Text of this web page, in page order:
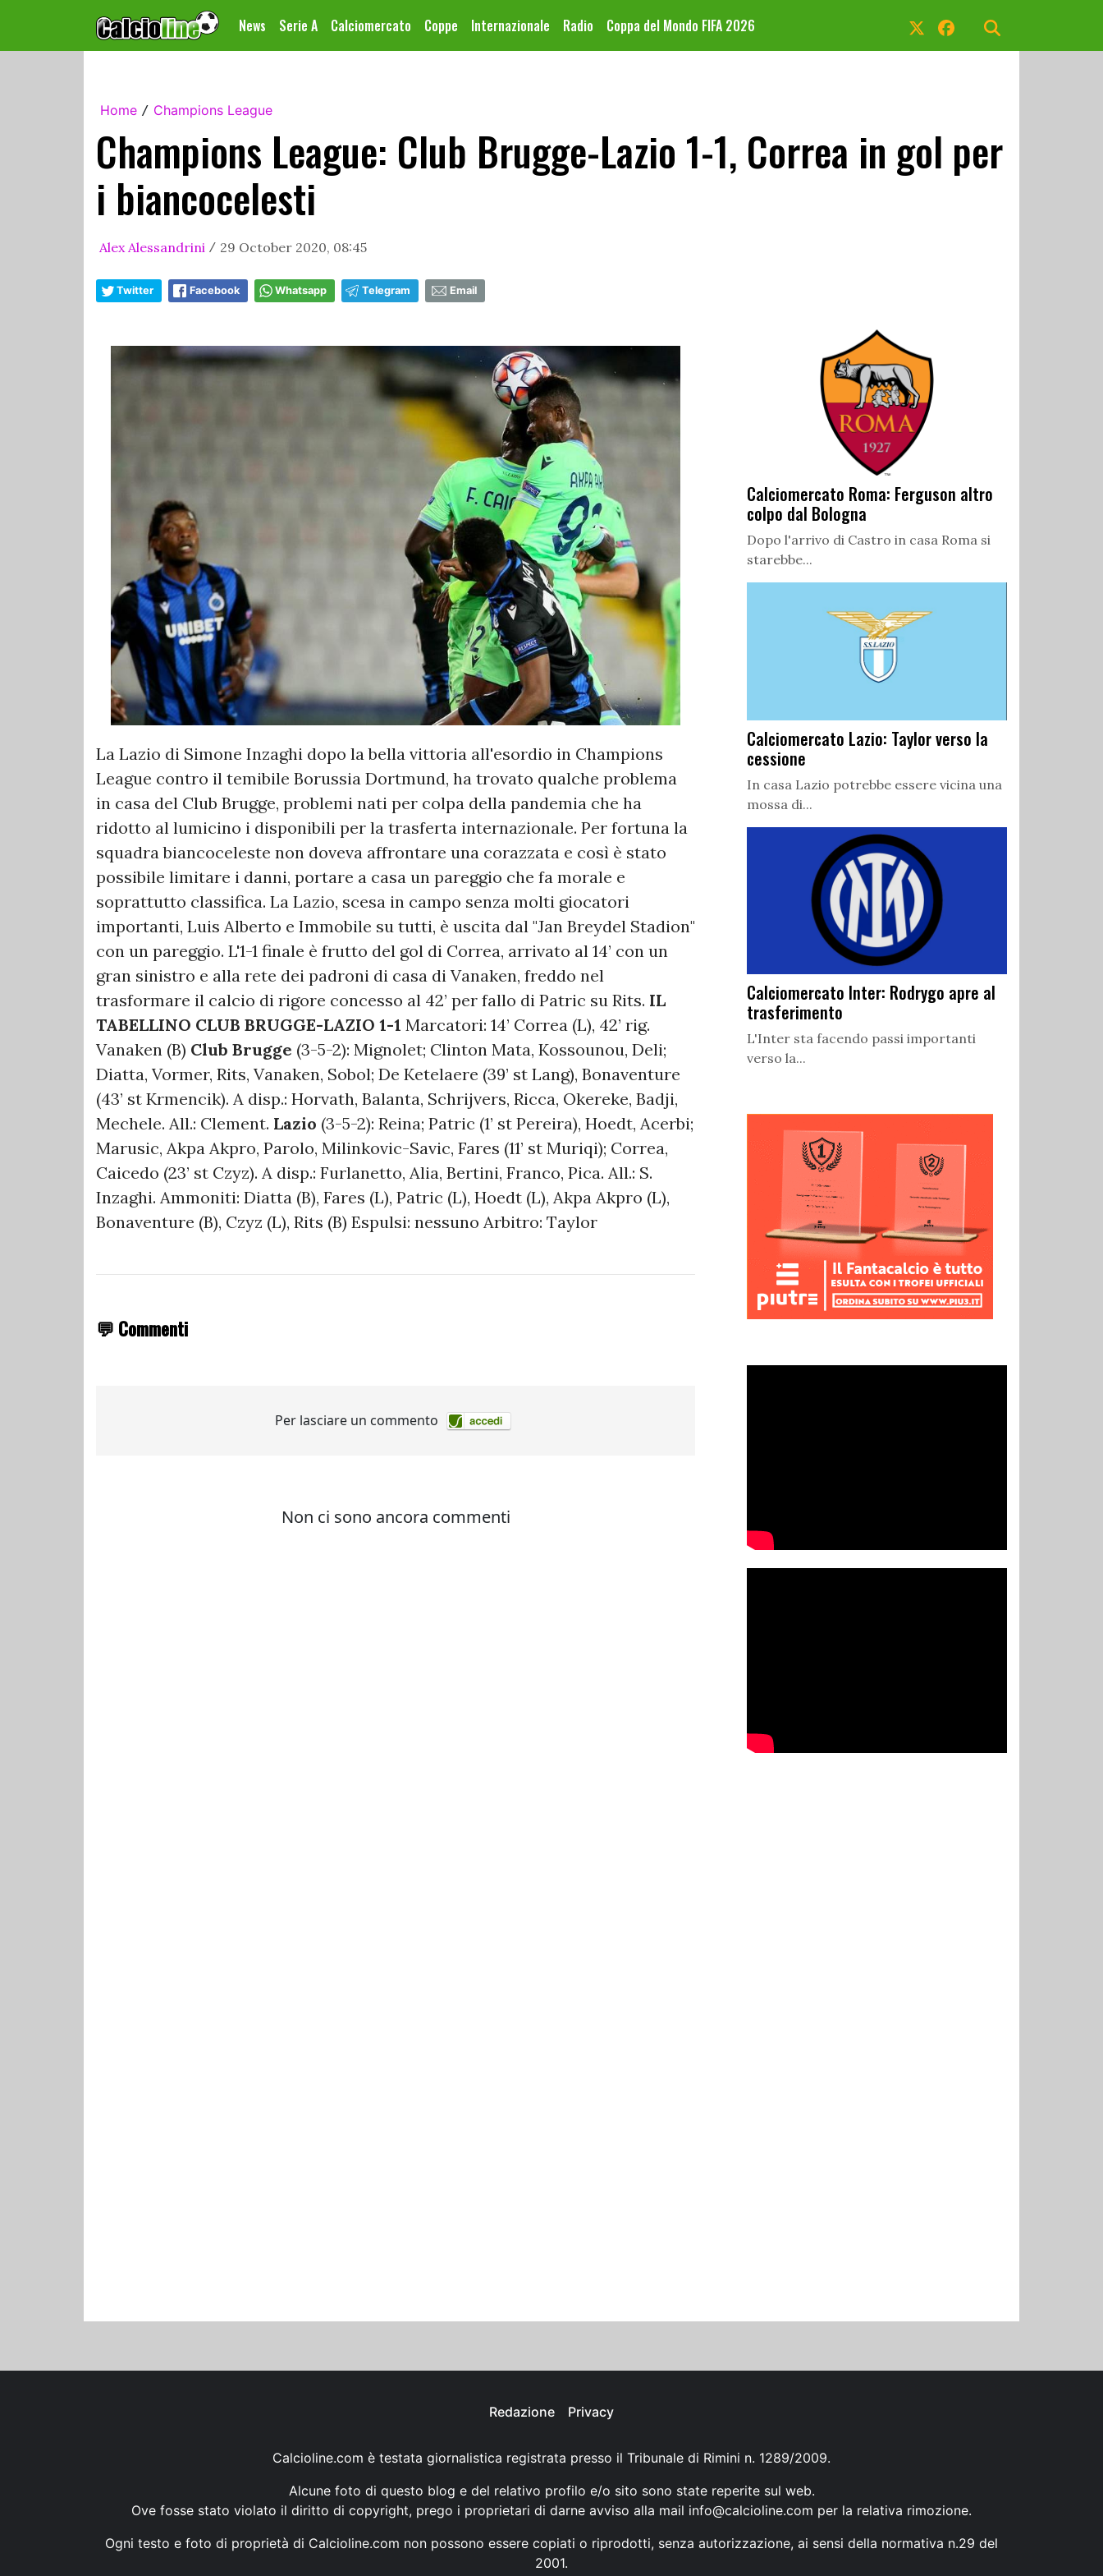
News Serie A Calciomercato Coppe Internazionale Radio Coppa del Mondo FIFA 2026
Home / Champions League
Champions League: Club Brugge-Lazio 1-1, Correa in gol per
i biancocelesti
Alex Alessandrini / 29 October 2020, 08:45
Twitter Facebook Whatsapp Telegram Email
La Lazio di Simone Inzaghi dopo la bella vittoria all'esordio in Champions
League contro il temibile Borussia Dortmund, ha trovato qualche problema
in casa del Club Brugge, problemi nati per colpa della pandemia che ha
ridotto al lumicino i disponibili per la trasferta internazionale. Per fortuna la
squadra biancoceleste non doveva affrontare una corazzata e così è stato
possibile limitare i danni, portare a casa un pareggio che fa morale e
soprattutto classifica. La Lazio, scesa in campo senza molti giocatori
importanti, Luis Alberto e Immobile su tutti, è uscita dal "Jan Breydel Stadion"
con un pareggio. L'1-1 finale è frutto del gol di Correa, arrivato al 14’ con un
gran sinistro e alla rete dei padroni di casa di Vanaken, freddo nel
trasformare il calcio di rigore concesso al 42’ per fallo di Patric su Rits. IL
TABELLINO CLUB BRUGGE-LAZIO 1-1 Marcatori: 14’ Correa (L), 42’ rig.
Vanaken (B) Club Brugge (3-5-2): Mignolet; Clinton Mata, Kossounou, Deli;
Diatta, Vormer, Rits, Vanaken, Sobol; De Ketelaere (39’ st Lang), Bonaventure
(43’ st Krmencik). A disp.: Horvath, Balanta, Schrijvers, Ricca, Okereke, Badji,
Mechele. All.: Clement. Lazio (3-5-2): Reina; Patric (1’ st Pereira), Hoedt, Acerbi;
Marusic, Akpa Akpro, Parolo, Milinkovic-Savic, Fares (11’ st Muriqi); Correa,
Caicedo (23’ st Czyz). A disp.: Furlanetto, Alia, Bertini, Franco, Pica. All.: S.
Inzaghi. Ammoniti: Diatta (B), Fares (L), Patric (L), Hoedt (L), Akpa Akpro (L),
Bonaventure (B), Czyz (L), Rits (B) Espulsi: nessuno Arbitro: Taylor
💬 Commenti
Calciomercato Roma: Ferguson altro
colpo dal Bologna
Dopo l'arrivo di Castro in casa Roma si
starebbe...
Calciomercato Lazio: Taylor verso la
cessione
In casa Lazio potrebbe essere vicina una
mossa di...
Calciomercato Inter: Rodrygo apre al
trasferimento
L'Inter sta facendo passi importanti
verso la...
Redazione Privacy
Calcioline.com è testata giornalistica registrata presso il Tribunale di Rimini n. 1289/2009.
Alcune foto di questo blog e del relativo profilo e/o sito sono state reperite sul web.
Ove fosse stato violato il diritto di copyright, prego i proprietari di darne avviso alla mail info@calcioline.com per la relativa rimozione.
Ogni testo e foto di proprietà di Calcioline.com non possono essere copiati o riprodotti, senza autorizzazione, ai sensi della normativa n.29 del
2001.